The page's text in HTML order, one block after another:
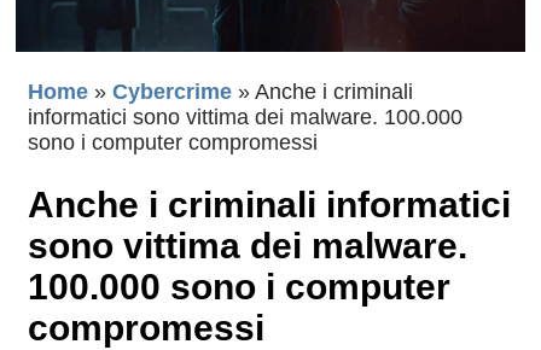
Home » Cybercrime » Anche i criminali
informatici sono vittima dei malware. 100.000
sono i computer compromessi
Anche i criminali informatici
sono vittima dei malware.
100.000 sono i computer
compromessi